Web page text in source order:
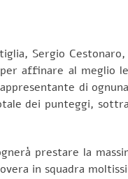
Sergio
affinare al meglio
di
dei punteggi,
prestare la
in squadra